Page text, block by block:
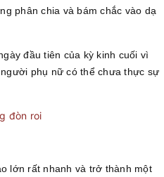
phân chia và bám chắc vào dạ
đầu tiên của kỳ kinh cuối vì
phụ nữ có thể chưa thực sự
đòn roi
lớn rất nhanh và trở thành một